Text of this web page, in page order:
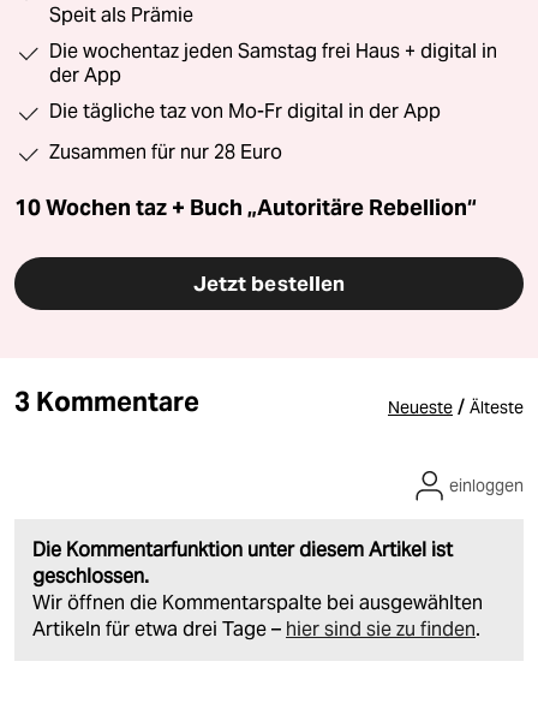
Speit als Prämie
Die wochentaz jeden Samstag frei Haus + digital in
der App
Die tägliche taz von Mo-Fr digital in der App
Zusammen für nur 28 Euro
10 Wochen taz + Buch „Autoritäre Rebellion“
Jetzt bestellen
3 Kommentare Neueste / Älteste
Die Kommentarfunktion unter diesem Artikel ist
geschlossen.
Wir öffnen die Kommentarspalte bei ausgewählten
Artikeln für etwa drei Tage – hier sind sie zu finden.
einloggen